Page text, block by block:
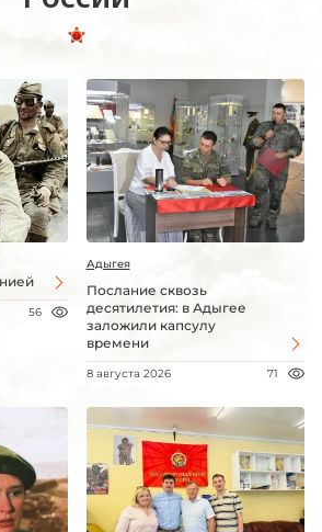
56
Адыгея
Послание сквозь
десятилетия: в Адыгее
заложили капсулу
времени
8 августа 2026 71